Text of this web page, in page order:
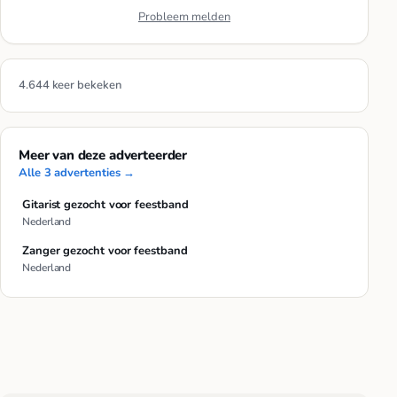
Probleem melden
4.644 keer bekeken
Meer van deze adverteerder
Alle 3 advertenties →
Gitarist gezocht voor feestband
Nederland
Zanger gezocht voor feestband
Nederland